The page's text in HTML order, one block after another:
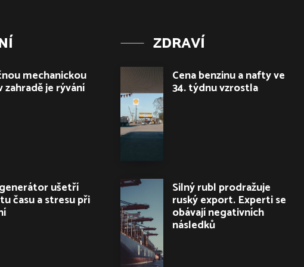
mechanickou
zahradě je rývání
ušetří
času a stresu při
ZDRAVÍ
Cena benzinu a nafty ve
34. týdnu vzrostla
Silný rubl prodražuje
ruský export. Experti se
obávají negativních
následků